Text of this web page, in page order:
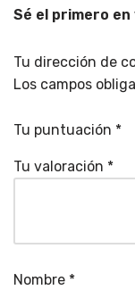
Sé el primero
Tu dirección de
Los campos
Tu puntuación *
Tu valoración *
Nombre *